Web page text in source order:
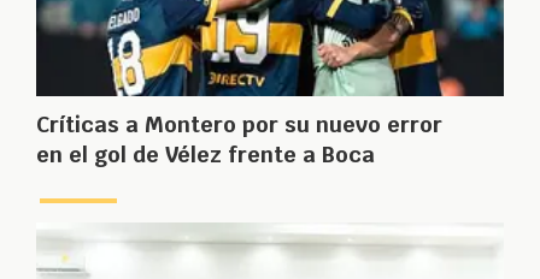
Críticas a Montero por su nuevo error
en el gol de Vélez frente a Boca